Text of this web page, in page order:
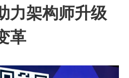
力架构师升级
革